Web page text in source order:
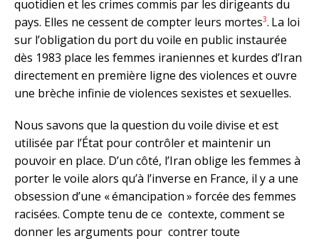
quotidien et les crimes commis par les dirigeants du
pays. Elles ne cessent de compter leurs mortes3. La loi
sur l’obligation du port du voile en public instaurée
dès 1983 place les femmes iraniennes et kurdes d’Iran
directement en première ligne des violences et ouvre
une brèche infinie de violences sexistes et sexuelles.
Nous savons que la question du voile divise et est
utilisée par l’État pour contrôler et maintenir un
pouvoir en place. D’un côté, l’Iran oblige les femmes à
porter le voile alors qu’à l’inverse en France, il y a une
obsession d’une « émancipation » forcée des femmes
racisées. Compte tenu de ce contexte, comment se
donner les arguments pour contrer toute